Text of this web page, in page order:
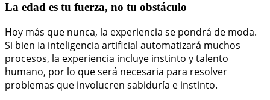
La edad es tu fuerza, no tu obstáculo
Hoy más que nunca, la experiencia se pondrá de moda.
Si bien Ia inteligencia artificial automatizará muchos
procesos, la experiencia incluye instinto y talento
humano, por lo que será necesaria para resolver
problemas que involucren sabiduría e instinto.